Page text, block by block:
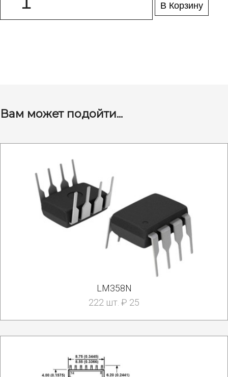
В Корзину
Вам может подойти...
LM358N
222 шт. ₽ 25